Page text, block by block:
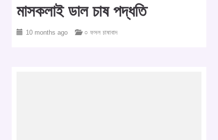
মাসকলাই ডাল চাষ পদ্ধতি
10 months ago ○ ফসল চাষাবাদ